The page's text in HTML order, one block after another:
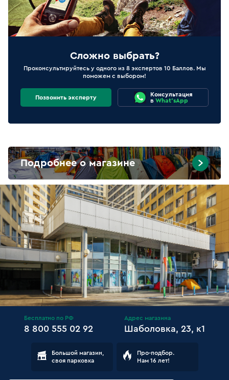
Сложно выбрать?
Проконсультируйтесь у одного из 8 экспертов 10 Баллов. Мы
поможем с выбором!
Позвонить эксперту
Консультация
в What'sApp
Подробнее о магазине
Бесплатно по РФ
8 800 555 02 92
Адрес магазина
Шаболовка, 23, к1
Большой магазин,
своя парковка
Про-подбор.
Нам 16 лет!